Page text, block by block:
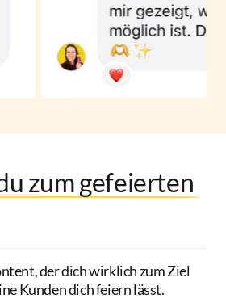
zum
der dich wirklich zum Ziel
Kunden dich feiern lässt.